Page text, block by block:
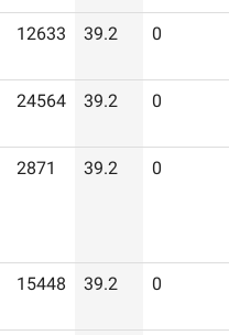
12633 39.2 0
24564 39.2 0
2871 39.2 0
15448 39.2 0